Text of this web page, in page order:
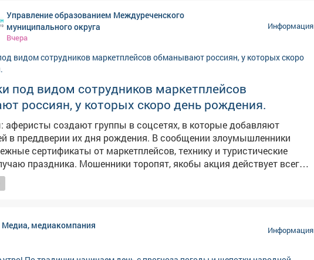
Управление образованием Междуреченского
муниципального округа
Вчера
Информация
под видом сотрудников маркетплейсов
россиян, у которых скоро день рождения.
аферисты создают группы в соцсетях, в которые добавляют
в преддверии их дня рождения. В сообщении злоумышленники
сертификаты от маркетплейсов, технику и туристические
торопят, якобы акция действует всего
пользователей перейти по ссылке. ➡️ ❗️Будьте бдительны и
близких! Переходить по ссылке опасно, она может быть
данные. Обо всех акциях маркетплейсы информируют на своих
ресурсах.медиакомпания Информация